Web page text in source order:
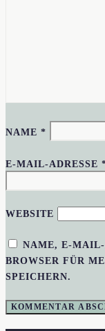
NAME*
E-MAIL-ADRESSE
WEBSITE
NAME, E-MAIL-
BROWSER FÜR
SPEICHERN.